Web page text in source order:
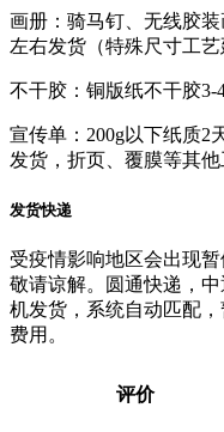
画册：骑马钉、无线胶
左右发货（特殊尺寸工艺
不干胶：铜版纸不干胶3-
宣传单：200g以下纸质2
发货，折页、覆膜等其
发货快递
受疫情影响地区会出现
敬请谅解。圆通快递，
机发货，系统自动匹配
费用。
评价